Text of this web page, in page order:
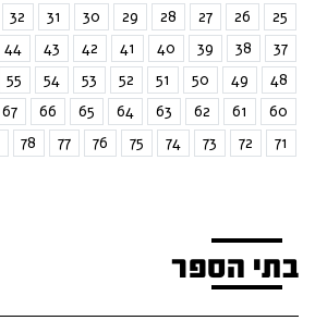
25
26
27
28
29
30
31
32
37
38
39
40
41
42
43
44
48
49
50
51
52
53
54
55
60
61
62
63
64
65
66
67
71
72
73
74
75
76
77
78
בתי הספר